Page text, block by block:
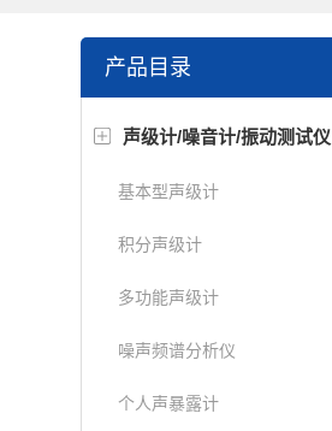
产品目录
声级计/噪音计/振动测试仪
基本型声级计
积分声级计
多功能声级计
噪声频谱分析仪
个人声暴露计